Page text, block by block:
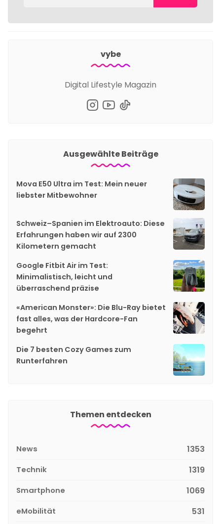
vybe
Digital Lifestyle Magazin
Ausgewählte Beiträge
Mova E50 Ultra im Test: Mein neuer
liebster Mitbewohner
Schweiz–Spanien im Elektroauto: Diese
Erfahrungen haben wir auf 2300
Kilometern gemacht
Google Fitbit Air im Test:
Minimalistisch, leicht und
überraschend präzise
«American Monster»: Die Blu-Ray bietet
fast alles, was der Hardcore-Fan
begehrt
Die 7 besten Cozy Games zum
Runterfahren
Themen entdecken
News 1353
Technik 1319
Smartphone 1069
eMobilität 531